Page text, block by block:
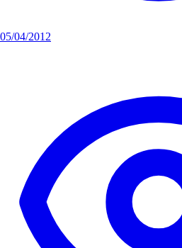
05/04/2012